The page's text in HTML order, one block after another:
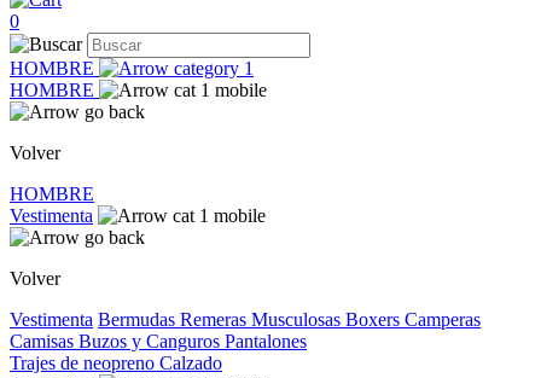
0
HOMBRE
HOMBRE
Volver
HOMBRE
Vestimenta
Volver
Vestimenta Bermudas Remeras Musculosas Boxers Camperas
Camisas Buzos y Canguros Pantalones
Trajes de neopreno Calzado